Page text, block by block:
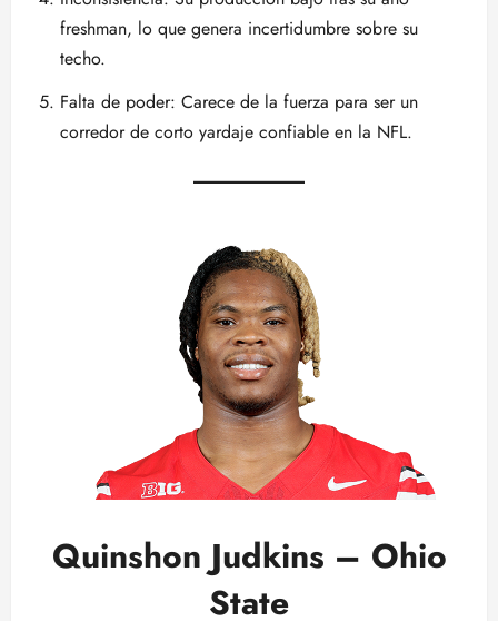
freshman, lo que genera incertidumbre sobre su
techo.
Falta de poder: Carece de la fuerza para ser un
corredor de corto yardaje confiable en la NFL.
Quinshon Judkins – Ohio
State